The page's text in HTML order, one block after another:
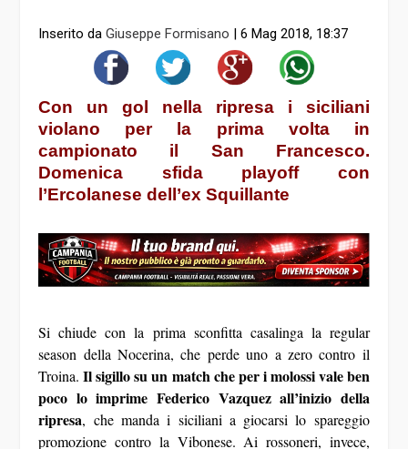
Inserito daGiuseppe Formisano |6 Mag 2018, 18:37
Con un gol nella ripresa i siciliani
violano per la prima volta in
campionato il San Francesco.
Domenica sfida playoff con
l’Ercolanese dell’ex Squillante
Si chiude con la prima sconfitta casalinga la regular
season della Nocerina, che perde uno a zero contro il
Troina.Il sigillo su un match che per i molossi vale ben
poco lo imprime Federico Vazquez all’inizio della
ripresa , che manda i siciliani a giocarsi lo spareggio
promozione contro la Vibonese. Ai rossoneri, invece,